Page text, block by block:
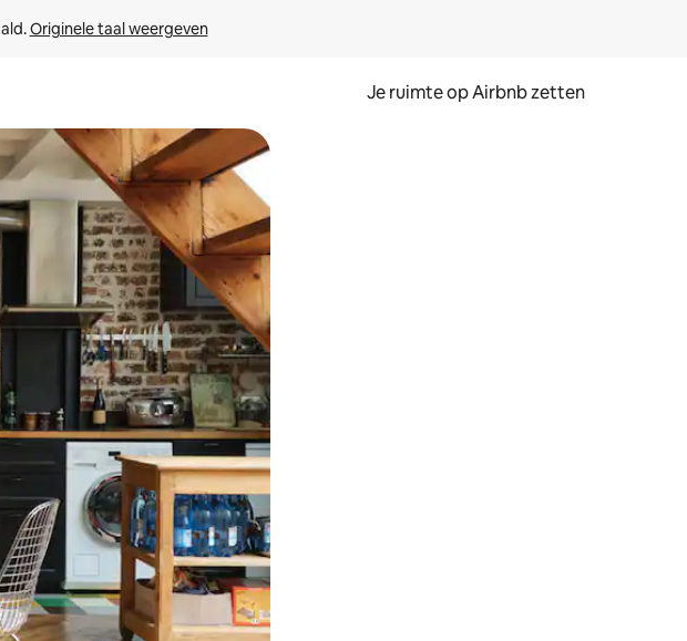
Originele taal weergeven
Je ruimte op Airbnb zetten
omlaag, óf door te tikken of swipen.